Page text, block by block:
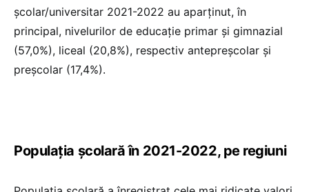
şcolar/universitar 2021-2022 au aparţinut, în
principal, nivelurilor de educaţie primar şi gimnazial
(57,0%), liceal (20,8%), respectiv antepreşcolar şi
preşcolar (17,4%).
Populația școlară în 2021-2022, pe regiuni